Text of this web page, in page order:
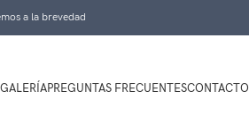
a la brevedad
GALERÍAPREGUNTAS FRECUENTESCONTACTO